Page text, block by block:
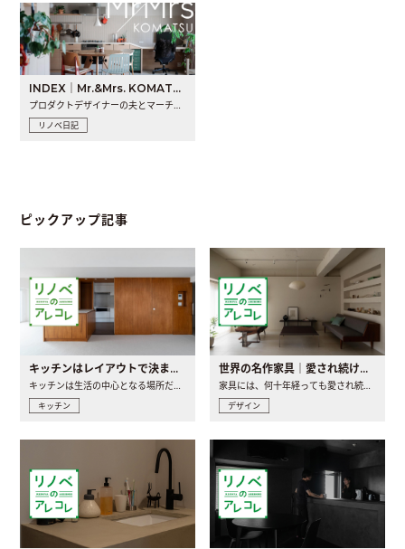
INDEX｜Mr.&Mrs. KOMATSU renovation diary
プロダクトデザイナーの夫とマーチャンダイザーの妻が、夫婦で..
リノベ日記
ピックアップ記事
キッチンはレイアウトで決まる。後悔しないための考え方と選び方
キッチンは生活の中心となる場所だからこそ、家の中のどこに置..
キッチン
世界の名作家具｜愛され続ける理由と一生モノとの出会い方
家具には、何十年経っても愛され続ける「名作」と呼ばれるもの..
デザイン